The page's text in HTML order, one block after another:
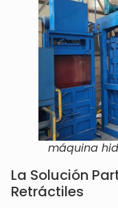
máquina
La Solución
Retráctiles